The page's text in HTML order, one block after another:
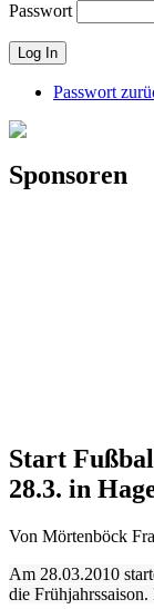
Passwort
Passwort
Sponsoren
Start
28.3. in
Von Mörtenböck
Am 28.03.2010
die Frühjahrssaison.